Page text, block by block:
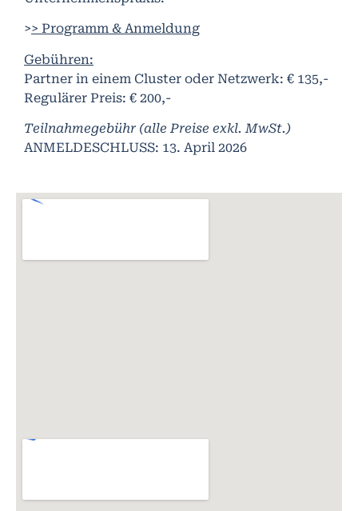
>> Programm & Anmeldung
Gebühren:
Partner in einem Cluster oder Netzwerk: € 135,-
Regulärer Preis: € 200,-
Teilnahmegebühr (alle Preise exkl. MwSt.)
ANMELDESCHLUSS: 13. April 2026